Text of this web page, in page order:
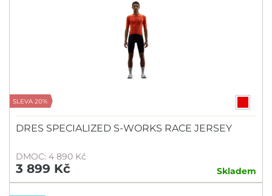
SLEVA 20%
DRES SPECIALIZED S-WORKS RACE JERSEY
DMOC: 4 890 Kč
3 899 Kč Skladem